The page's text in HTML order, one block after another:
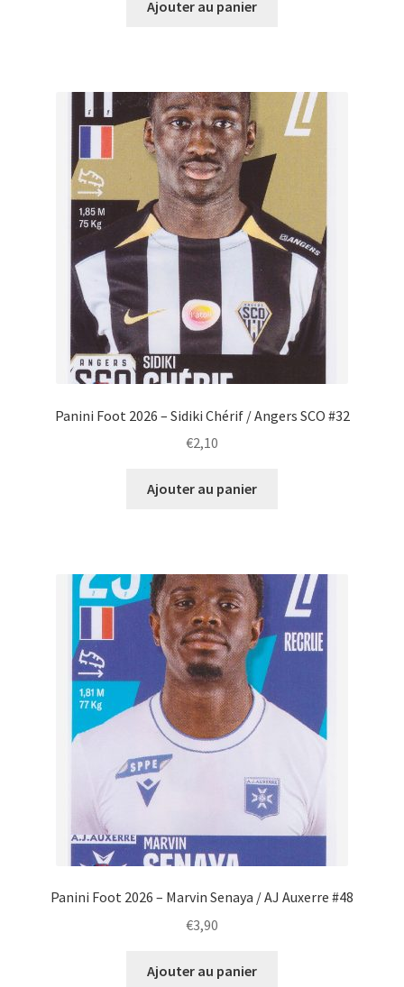
Ajouter au panier
Panini Foot 2026 – Sidiki Chérif / Angers SCO #32
€2,10
Ajouter au panier
Panini Foot 2026 – Marvin Senaya / AJ Auxerre #48
€3,90
Ajouter au panier